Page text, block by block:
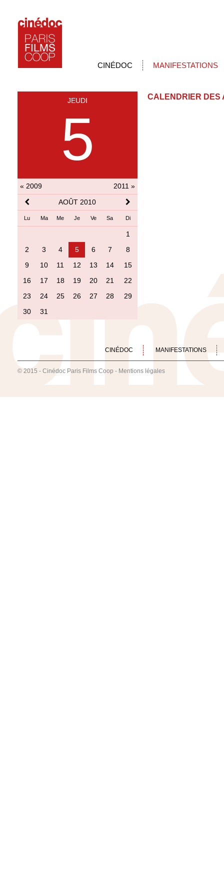
CINÉDOC MANIFESTATIONS
JEUDI
5
« 2009
2011 »
AOÛT 2010
Lu Ma Me Je Ve Sa Di
1
2
3 4 5 6 7
8
9
10 11 12 13 14
15
16
17 18 19 20 21
22
23
24 25 26 27 28
29
30
31
CALENDRIER DES
CINÉDOC MANIFESTATIONS
© 2015 - Cinédoc Paris Films Coop - Mentions légales